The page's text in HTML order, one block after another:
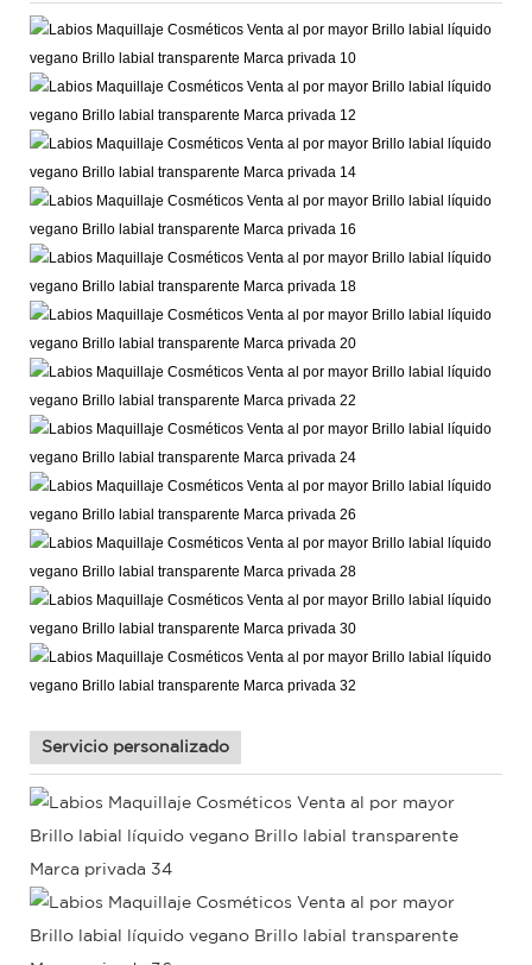
Servicio personalizado